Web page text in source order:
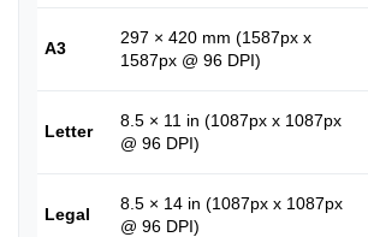
A3
297 × 420 mm (1587px x
1587px @ 96 DPI)
Letter
8.5 × 11 in (1087px x 1087px
@ 96 DPI)
Legal
8.5 × 14 in (1087px x 1087px
@ 96 DPI)